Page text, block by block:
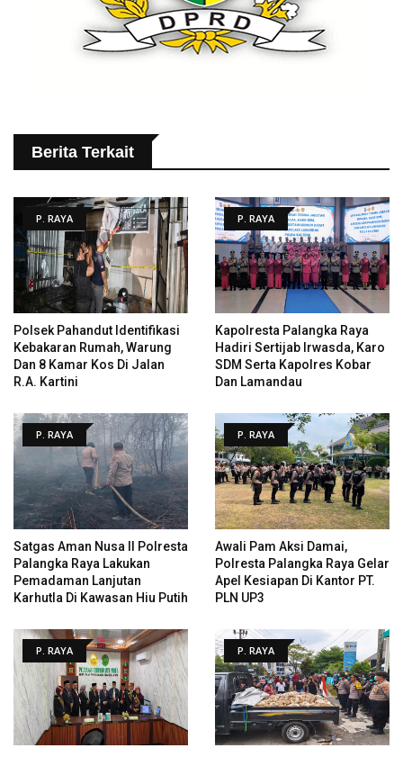
Berita Terkait
P. RAYA
Polsek Pahandut Identifikasi
Kebakaran Rumah, Warung
Dan 8 Kamar Kos Di Jalan
R.A. Kartini
P. RAYA
Kapolresta Palangka Raya
Hadiri Sertijab Irwasda, Karo
SDM Serta Kapolres Kobar
Dan Lamandau
P. RAYA
Satgas Aman Nusa II Polresta
Palangka Raya Lakukan
Pemadaman Lanjutan
Karhutla Di Kawasan Hiu Putih
P. RAYA
Awali Pam Aksi Damai,
Polresta Palangka Raya Gelar
Apel Kesiapan Di Kantor PT.
PLN UP3
P. RAYA P. RAYA